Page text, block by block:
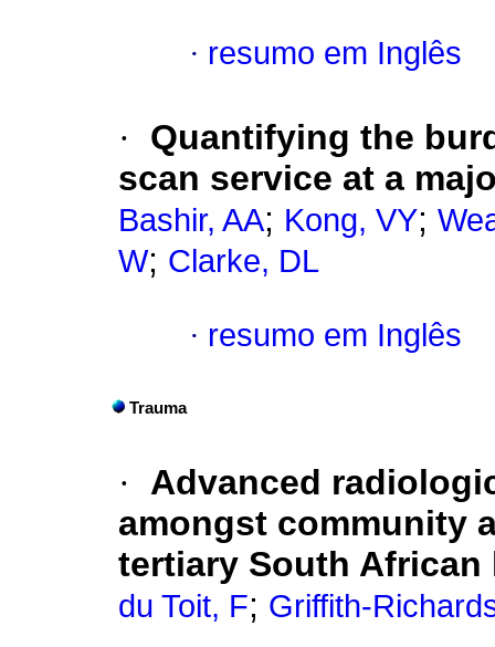
· resumo em Inglês
·
Quantifying the
scan service at a
Bashir, AA; Kong, VY;
W; Clarke, DL
· resumo em Inglês
Trauma
·
Advanced
amongst community
tertiary South African
du Toit, F; Griffith-